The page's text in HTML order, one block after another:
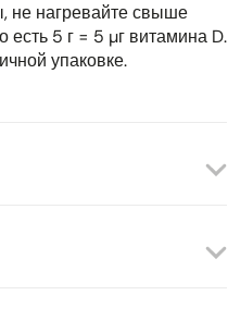
не нагревайте свыше
5 г = 5 μг витамина D.
упаковке.